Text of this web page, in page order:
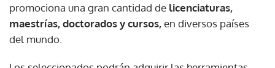
promociona una gran cantidad de licenciaturas,
maestrías, doctorados y cursos,en diversos países
del mundo.